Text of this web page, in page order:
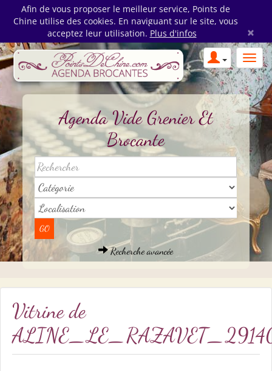
Afin de vous proposer le meilleur service, Points de
Chine utilise des cookies. En naviguant sur le site, vous
acceptez leur utilisation. Plus d'infos ×
Agenda Vide Grenier Et
Brocante
Recherche avancée
Vitrine de